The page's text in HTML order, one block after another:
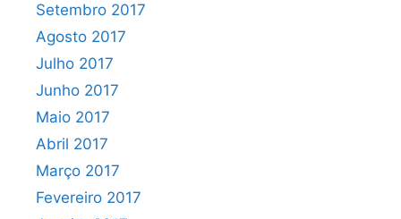
Setembro 2017
Agosto 2017
Julho 2017
Junho 2017
Maio 2017
Abril 2017
Março 2017
Fevereiro 2017